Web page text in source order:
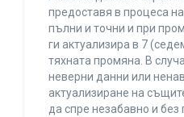
предоставя в процеса
пълни и точни и при
ги актуализира в 7
тяхната промяна. В
неверни данни или
актуализиране на
да спре незабавно и без